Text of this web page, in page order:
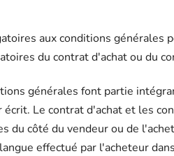
aux conditions générales
du contrat d'achat ou du
générales font partie
Le contrat d'achat et les
du côté du vendeur ou de
effectué par l'acheteur